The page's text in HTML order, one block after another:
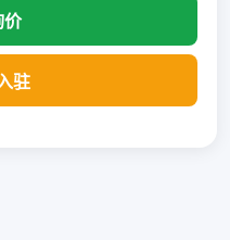
价
驻